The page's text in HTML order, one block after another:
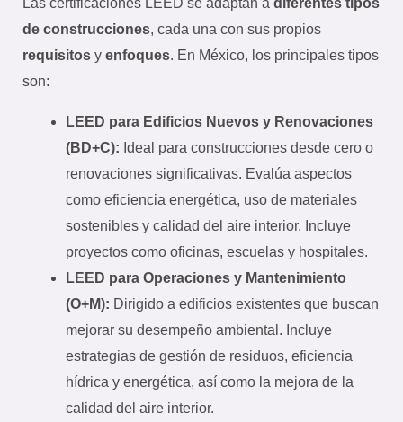
Las certificaciones LEED se adaptan a diferentes tipos
de construcciones, cada una con sus propios
requisitos y enfoques. En México, los principales tipos
son:
LEED para Edificios Nuevos y Renovaciones
(BD+C): Ideal para construcciones desde cero o
renovaciones significativas. Evalúa aspectos
como eficiencia energética, uso de materiales
sostenibles y calidad del aire interior. Incluye
proyectos como oficinas, escuelas y hospitales.
LEED para Operaciones y Mantenimiento
(O+M): Dirigido a edificios existentes que buscan
mejorar su desempeño ambiental. Incluye
estrategias de gestión de residuos, eficiencia
hídrica y energética, así como la mejora de la
calidad del aire interior.